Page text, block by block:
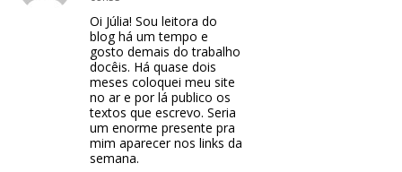
Oi Júlia! Sou leitora do
blog há um tempo e
gosto demais do trabalho
docêis. Há quase dois
meses coloquei meu site
no ar e por lá publico os
textos que escrevo. Seria
um enorme presente pra
mim aparecer nos links da
semana.